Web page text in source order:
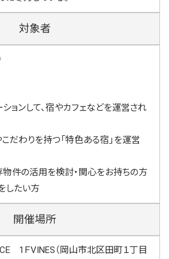
対象者
ョンして、宿やカフェなどを運営され
だわりを持つ「特色ある宿」を運営
物件の活用を検討・関心をお持ちの方
したい方
開催場所
1ＦVINES（岡山市北区田町１丁目